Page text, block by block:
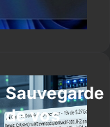
Sauvegarde
de vos